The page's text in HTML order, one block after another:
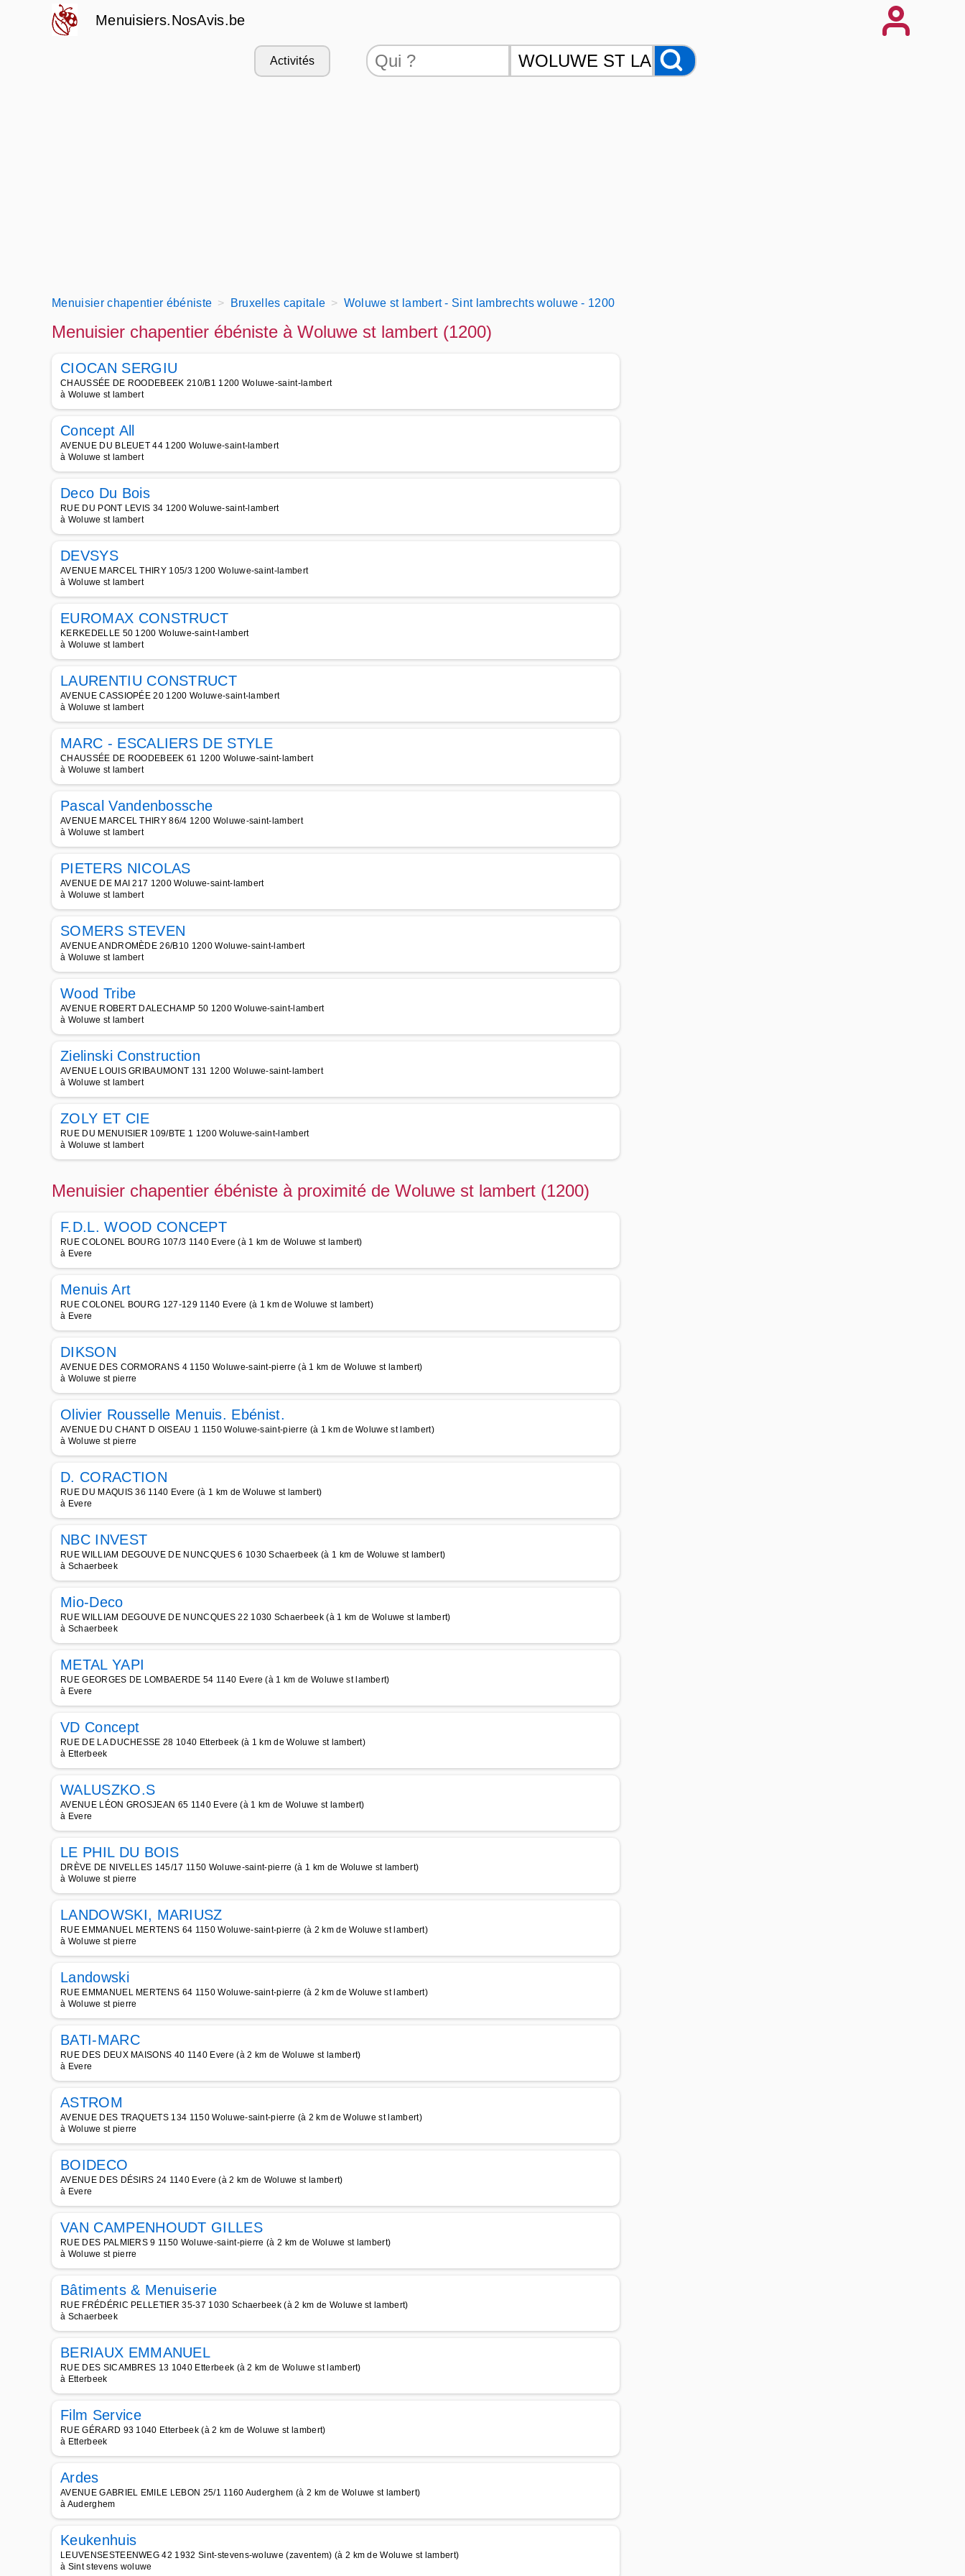
Menuisiers.NosAvis.be
Activités
Menuisier chapentier ébéniste Bruxelles capitale Woluwe st lambert - Sint lambrechts woluwe - 1200
Menuisier chapentier ébéniste à Woluwe st lambert (1200)
CIOCAN SERGIU
CHAUSSÉE DE ROODEBEEK 210/B1 1200 Woluwe-saint-lambert
à Woluwe st lambert
Concept All
AVENUE DU BLEUET 44 1200 Woluwe-saint-lambert
à Woluwe st lambert
Deco Du Bois
RUE DU PONT LEVIS 34 1200 Woluwe-saint-lambert
à Woluwe st lambert
DEVSYS
AVENUE MARCEL THIRY 105/3 1200 Woluwe-saint-lambert
à Woluwe st lambert
EUROMAX CONSTRUCT
KERKEDELLE 50 1200 Woluwe-saint-lambert
à Woluwe st lambert
LAURENTIU CONSTRUCT
AVENUE CASSIOPÉE 20 1200 Woluwe-saint-lambert
à Woluwe st lambert
MARC - ESCALIERS DE STYLE
CHAUSSÉE DE ROODEBEEK 61 1200 Woluwe-saint-lambert
à Woluwe st lambert
Pascal Vandenbossche
AVENUE MARCEL THIRY 86/4 1200 Woluwe-saint-lambert
à Woluwe st lambert
PIETERS NICOLAS
AVENUE DE MAI 217 1200 Woluwe-saint-lambert
à Woluwe st lambert
SOMERS STEVEN
AVENUE ANDROMÈDE 26/B10 1200 Woluwe-saint-lambert
à Woluwe st lambert
Wood Tribe
AVENUE ROBERT DALECHAMP 50 1200 Woluwe-saint-lambert
à Woluwe st lambert
Zielinski Construction
AVENUE LOUIS GRIBAUMONT 131 1200 Woluwe-saint-lambert
à Woluwe st lambert
ZOLY ET CIE
RUE DU MENUISIER 109/BTE 1 1200 Woluwe-saint-lambert
à Woluwe st lambert
Menuisier chapentier ébéniste à proximité de Woluwe st lambert (1200)
F.D.L. WOOD CONCEPT
RUE COLONEL BOURG 107/3 1140 Evere (à 1 km de Woluwe st lambert)
à Evere
Menuis Art
RUE COLONEL BOURG 127-129 1140 Evere (à 1 km de Woluwe st lambert)
à Evere
DIKSON
AVENUE DES CORMORANS 4 1150 Woluwe-saint-pierre (à 1 km de Woluwe st lambert)
à Woluwe st pierre
Olivier Rousselle Menuis. Ebénist.
AVENUE DU CHANT D OISEAU 1 1150 Woluwe-saint-pierre (à 1 km de Woluwe st lambert)
à Woluwe st pierre
D. CORACTION
RUE DU MAQUIS 36 1140 Evere (à 1 km de Woluwe st lambert)
à Evere
NBC INVEST
RUE WILLIAM DEGOUVE DE NUNCQUES 6 1030 Schaerbeek (à 1 km de Woluwe st lambert)
à Schaerbeek
Mio-Deco
RUE WILLIAM DEGOUVE DE NUNCQUES 22 1030 Schaerbeek (à 1 km de Woluwe st lambert)
à Schaerbeek
METAL YAPI
RUE GEORGES DE LOMBAERDE 54 1140 Evere (à 1 km de Woluwe st lambert)
à Evere
VD Concept
RUE DE LA DUCHESSE 28 1040 Etterbeek (à 1 km de Woluwe st lambert)
à Etterbeek
WALUSZKO.S
AVENUE LÉON GROSJEAN 65 1140 Evere (à 1 km de Woluwe st lambert)
à Evere
LE PHIL DU BOIS
DRÈVE DE NIVELLES 145/17 1150 Woluwe-saint-pierre (à 1 km de Woluwe st lambert)
à Woluwe st pierre
LANDOWSKI, MARIUSZ
RUE EMMANUEL MERTENS 64 1150 Woluwe-saint-pierre (à 2 km de Woluwe st lambert)
à Woluwe st pierre
Landowski
RUE EMMANUEL MERTENS 64 1150 Woluwe-saint-pierre (à 2 km de Woluwe st lambert)
à Woluwe st pierre
BATI-MARC
RUE DES DEUX MAISONS 40 1140 Evere (à 2 km de Woluwe st lambert)
à Evere
ASTROM
AVENUE DES TRAQUETS 134 1150 Woluwe-saint-pierre (à 2 km de Woluwe st lambert)
à Woluwe st pierre
BOIDECO
AVENUE DES DÉSIRS 24 1140 Evere (à 2 km de Woluwe st lambert)
à Evere
VAN CAMPENHOUDT GILLES
RUE DES PALMIERS 9 1150 Woluwe-saint-pierre (à 2 km de Woluwe st lambert)
à Woluwe st pierre
Bâtiments & Menuiserie
RUE FRÉDÉRIC PELLETIER 35-37 1030 Schaerbeek (à 2 km de Woluwe st lambert)
à Schaerbeek
BERIAUX EMMANUEL
RUE DES SICAMBRES 13 1040 Etterbeek (à 2 km de Woluwe st lambert)
à Etterbeek
Film Service
RUE GÉRARD 93 1040 Etterbeek (à 2 km de Woluwe st lambert)
à Etterbeek
Ardes
AVENUE GABRIEL EMILE LEBON 25/1 1160 Auderghem (à 2 km de Woluwe st lambert)
à Auderghem
Keukenhuis
LEUVENSESTEENWEG 42 1932 Sint-stevens-woluwe (zaventem) (à 2 km de Woluwe st lambert)
à Sint stevens woluwe